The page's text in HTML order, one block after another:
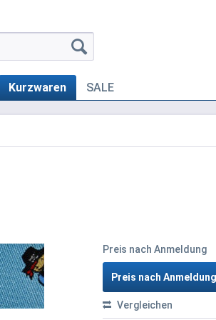
Kurzwaren SALE
Preis nach Anmeldung
Preis nach Anmeldung
Vergleichen